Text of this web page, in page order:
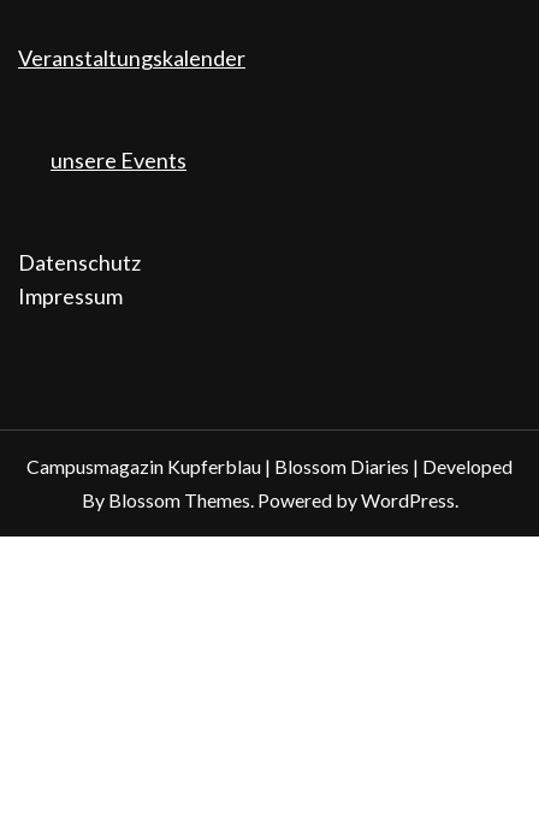
Veranstaltungskalender
unsere Events
Datenschutz
Impressum
Campusmagazin Kupferblau | Blossom Diaries | Developed
By Blossom Themes. Powered byWordPress.